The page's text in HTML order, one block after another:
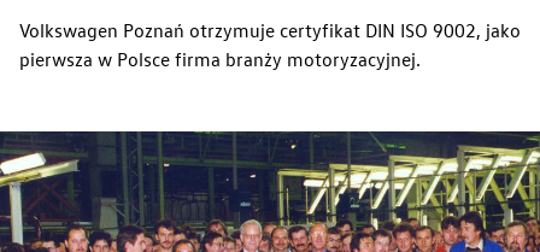
Volkswagen Poznań otrzymuje certyfikat DIN ISO 9002, jako
pierwsza w Polsce firma branży motoryzacyjnej.